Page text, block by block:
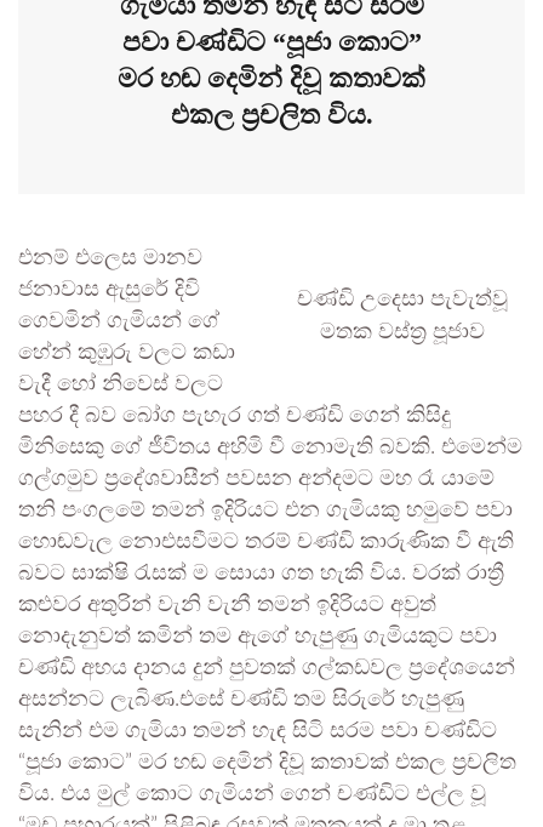
පවා චණ්ඩිට “පූජා කොට”
මර හඬ දෙමින් දිවූ කතාවක්
එකල ප්‍රචලිත විය.
චණ්ඩි උදෙසා පැවැත්වූ
මතක වස්ත්‍ර පූජාව
එනම් එලෙස මානව
ජනාවාස ඇසුරේ දිවි
ගෙවමින් ගැමියන් ගේ
හේන් කුඹුරු වලට කඩා
වැදී හෝ නිවෙස් වලට
පහර දී බව බෝග පැහැර ගත් චණ්ඩි ගෙන් කිසිදු
මිනිසෙකු ගේ ජීවිතය අහිමි වී නොමැති බවකි. එමෙන්ම
ගල්ගමුව ප්‍රදේශවාසීන් පවසන අන්දමට මහ රෑ යාමේ
තනි පංගලමේ තමන් ඉදිරියට එන ගැමියකු හමුවේ පවා
හොඬවැල නොඑසවීමට තරම් චණ්ඩි කාරුණික වී ඇති
බවට සාක්ෂි රැසක් ම සොයා ගත හැකි විය. වරක් රාත්‍රී
කළුවර අතුරින් වැනි වැනී තමන් ඉදිරියට අවුත්
නොදැනුවත් කමින් තම ඇගේ හැපුණු ගැමියකුට පවා
චණ්ඩි අභය දානය දුන් පුවතක් ගල්කඩවල ප්‍රදේශයෙන්
අසන්නට ලැබිණ.එසේ චණ්ඩි තම සිරුරේ හැපුණු
සැනින් එම ගැමියා තමන් හැඳ සිටි සරම පවා චණ්ඩිට
“පූජා කොට” මර හඬ දෙමින් දිවූ කතාවක් එකල ප්‍රචලිත
විය. එය මුල් කොට ගැමියන් ගෙන් චණ්ඩිට එල්ල වූ